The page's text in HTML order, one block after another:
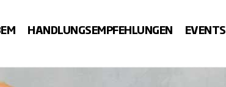
HANDLUNGSEMPFEHLUNGEN EVENTS